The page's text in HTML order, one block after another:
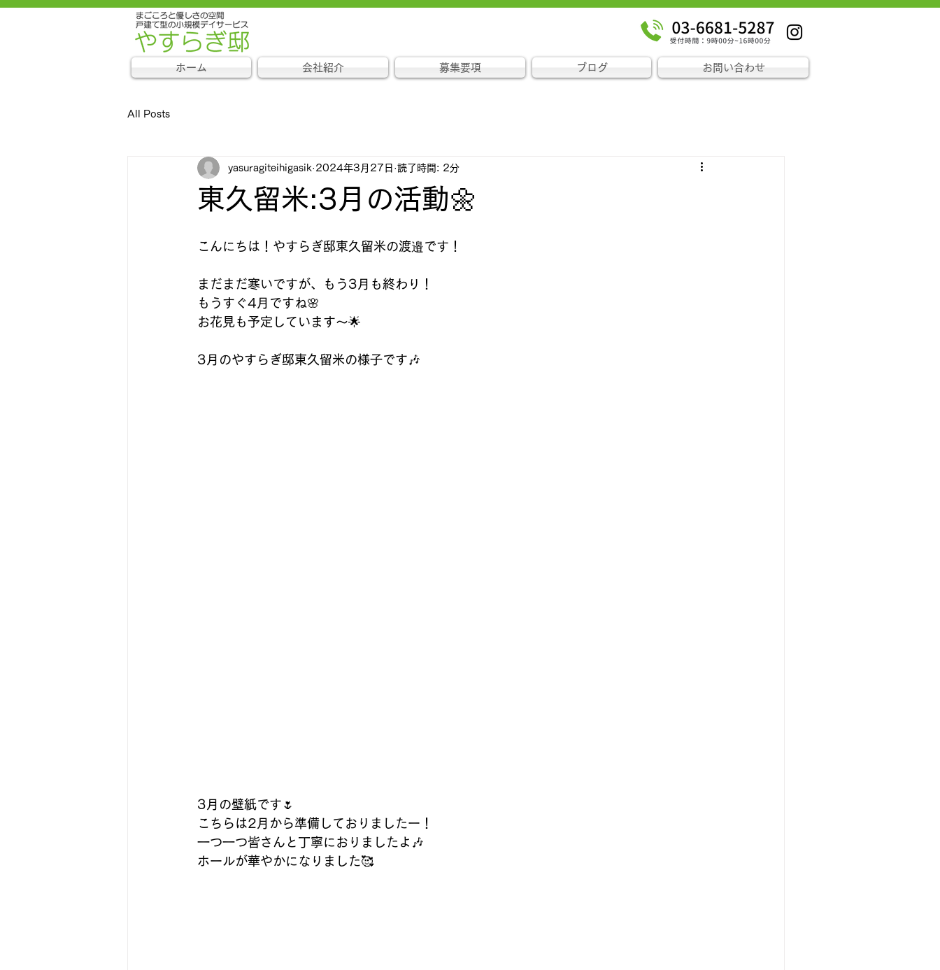
ホーム 会社紹介 募集要項 ブログ お問い合わせ
All Posts
東久留米:3月の活動🌼
yasuragiteihigasik 2024年3月27日 読了時間: 2分
こんにちは！やすらぎ邸東久留米の渡邉です！
まだまだ寒いですが、もう3月も終わり！
もうすぐ4月ですね🌸
お花見も予定しています～🌟
3月のやすらぎ邸東久留米の様子です🎶
3月の壁紙です🌷
こちらは2月から準備しておりましたー！
一つ一つ皆さんと丁寧におりましたよ🎶
ホールが華やかになりました🥰